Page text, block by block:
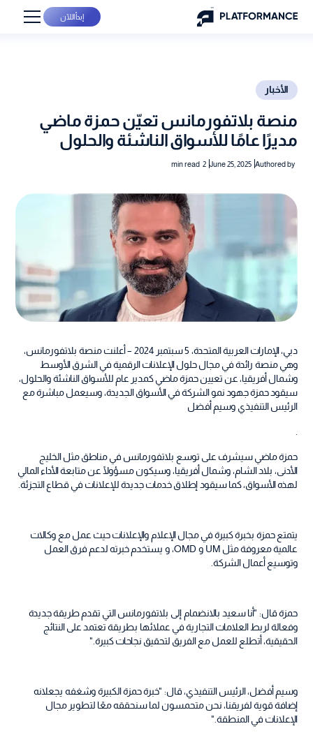
إبدأ اللآن
الأخبار
منصة بلاتفورمانس تعيّن حمزة ماضي
مديرًا عامًا للأسواق الناشئة والحلول
Authored by
June 25, 2025
2
min read
دبي، الإمارات العربية المتحدة، 5 سبتمبر 2024 – أعلنت منصة بلاتفورمانس،
وهي منصة رائدة في مجال حلول الإعلانات الرقمية في الشرق الأوسط
وشمال أفريقيا، عن تعيين حمزة ماضي كمدير عام للأسواق الناشئة والحلول،
سيقود حمزة جهود نمو الشركة في الأسواق الجديدة، وسيعمل مباشرة مع
الرئيس التنفيذي وسيم أفضل
.
حمزة ماضي سيشرف على توسع بلاتفورمانس في مناطق مثل الخليج
الأدنى، بلاد الشام، وشمال أفريقيا، وسيكون مسؤولًا عن متابعة الأداء المالي
لهذه الأسواق، كما سيقود إطلاق خدمات جديدة للإعلانات في قطاع التجزئة.
يتمتع حمزة بخبرة كبيرة في مجال الإعلام والإعلانات حيث عمل مع وكالات
عالمية معروفة مثل UM و OMD، و يستخدم خبرته لدعم فرق العمل
وتوسيع أعمال الشركة.
حمزة قال: "أنا سعيد بالانضمام إلى بلاتفورمانس التي تقدم طريقة جديدة
وفعالة لربط العلامات التجارية في عملائها بطريقة تعتمد على النتائج
الحقيقية، أتطلع للعمل مع الفريق لتحقيق نجاحات كبيرة."
وسيم أفضل، الرئيس التنفيذي، قال: "خبرة حمزة الكبيرة وشغفه يجعلانه
إضافة قوية لفريقنا، نحن متحمسون لما سنحققه معًا لتطوير مجال
الإعلانات في المنطقة."